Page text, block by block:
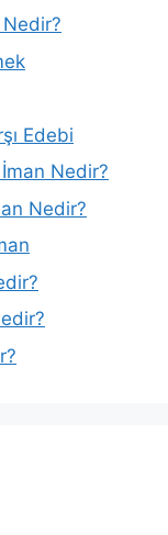
Nedir?
Edebi
Nedir?
Nedir?